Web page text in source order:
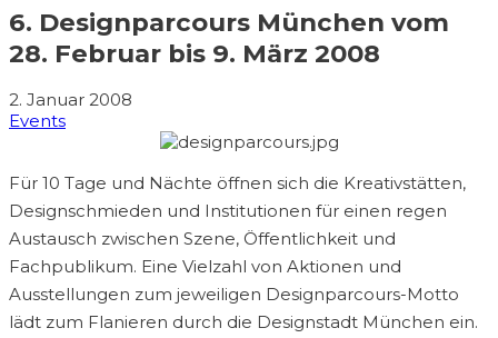
6. Designparcours München vom
28. Februar bis 9. März 2008
2. Januar 2008
Events
Für 10 Tage und Nächte öffnen sich die Kreativstätten,
Designschmieden und Institutionen für einen regen
Austausch zwischen Szene, Öffentlichkeit und
Fachpublikum. Eine Vielzahl von Aktionen und
Ausstellungen zum jeweiligen Designparcours-Motto
lädt zum Flanieren durch die Designstadt München ein.